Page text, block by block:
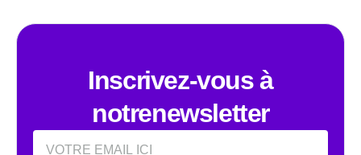
Inscrivez-vous à
notrenewsletter
Email